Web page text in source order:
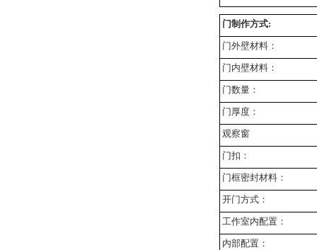
门制作方式:
门外壁材料：
门内壁材料：
门数量：
门厚度：
观察窗
门扣：
门框密封材料：
开门方式：
工作室内配置：
内部配置：